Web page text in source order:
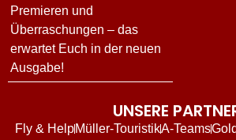
Premieren und
Überraschungen – das
erwartet Euch in der neuen
Ausgabe!
UNSERE
Fly & HelpMüller-TouristikA-Teams